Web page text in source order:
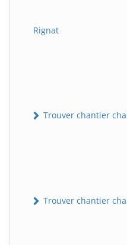
Rignat
Trouver chantier
Trouver chantier